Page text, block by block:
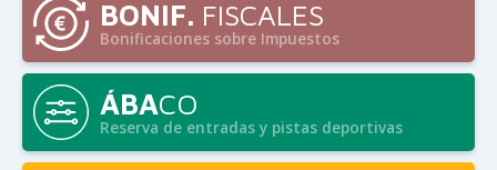
BONIF. FISCALES
Bonificaciones sobre Impuestos
ÁBACO
Reserva de entradas y pistas deportivas